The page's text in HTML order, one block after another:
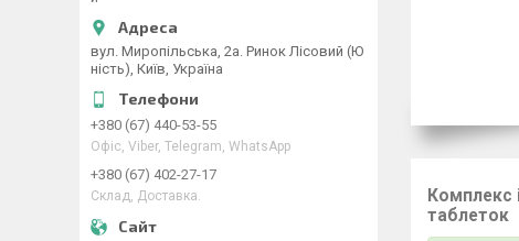
Комплекс
таблеток
вул. Миропільська, 2а. Ринок Лісовий (Ю
ність), Київ, Україна
+380 (67) 440-53-55
Офіс, Viber, Telegram, WhatsApp
+380 (67) 402-27-17
Склад, Доставка.